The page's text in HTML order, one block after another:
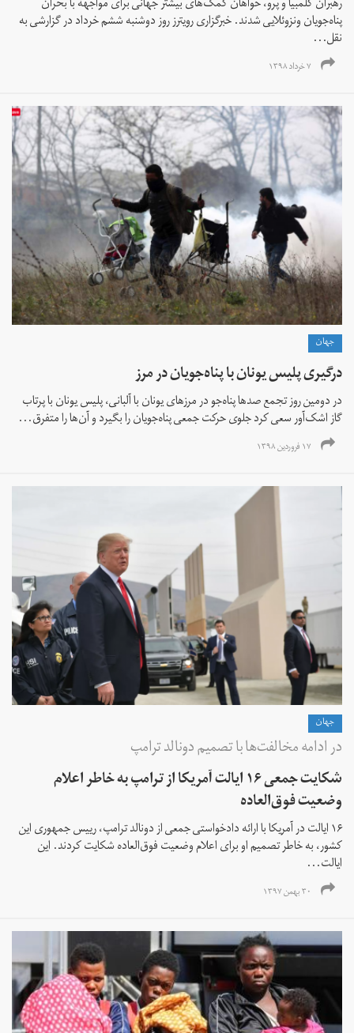
رهبران کلمبیا و پرو، خواهان کمک‌های بیشتر جهانی برای مواجهه با بحران
پناه‌جویان ونزوئلایی شدند. خبرگزاری رویترز روز دوشنبه ششم خرداد در گزارشی به
نقل...
۷ خرداد ۱۳۹۸
جهان
درگیری پلیس یونان با پناه‌جویان در مرز
در دومین روز تجمع صدها پناه‌جو در مرزهای یونان با آلبانی، پلیس یونان با پرتاب
گاز اشک‌آور سعی کرد جلوی حرکت جمعی پناه‌جویان را بگیرد و آن‌ها را متفرق...
۱۷ فروردین ۱۳۹۸
جهان
در ادامه مخالفت‌ها با تصمیم دونالد ترامپ
شکایت جمعی ۱۶ ایالت آمریکا از ترامپ به خاطر اعلام
وضعیت فوق‌العاده
۱۶ ایالت در آمریکا با ارائه دادخواستی جمعی از دونالد ترامپ، رییس جمهوری این
کشور، به خاطر تصمیم او برای اعلام وضعیت فوق‌العاده شکایت کردند. این
ایالت...
۳۰ بهمن ۱۳۹۷